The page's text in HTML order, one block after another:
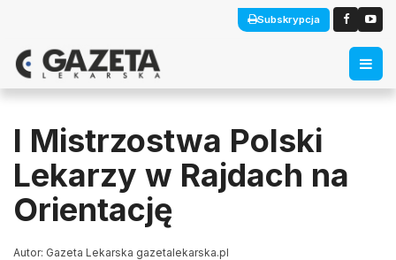
Subskrypcja
I Mistrzostwa Polski
Lekarzy w Rajdach na
Orientację
Autor: Gazeta Lekarska gazetalekarska.pl